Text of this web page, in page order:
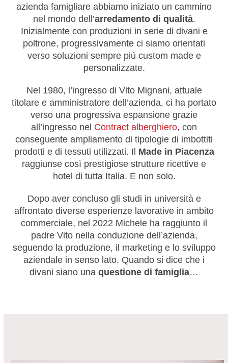
azienda famigliare abbiamo iniziato un cammino
nel mondo dell’arredamento di qualità.
Inizialmente con produzioni in serie di divani e
poltrone, progressivamente ci siamo orientati
verso soluzioni sempre più custom made e
personalizzate.
Nel 1980, l’ingresso di Vito Mignani, attuale
titolare e amministratore dell’azienda, ci ha portato
verso una progressiva espansione grazie
all’ingresso nel Contract alberghiero, con
conseguente ampliamento di tipologie di imbottiti
prodotti e di tessuti utilizzati. Il Made in Piacenza
raggiunse così prestigiose strutture ricettive e
hotel di tutta Italia. E non solo.
Dopo aver concluso gli studi in università e
affrontato diverse esperienze lavorative in ambito
commerciale, nel 2022 Michele ha raggiunto il
padre Vito nella conduzione dell’azienda,
seguendo la produzione, il marketing e lo sviluppo
aziendale in senso lato. Quando si dice che i
divani siano una questione di famiglia…